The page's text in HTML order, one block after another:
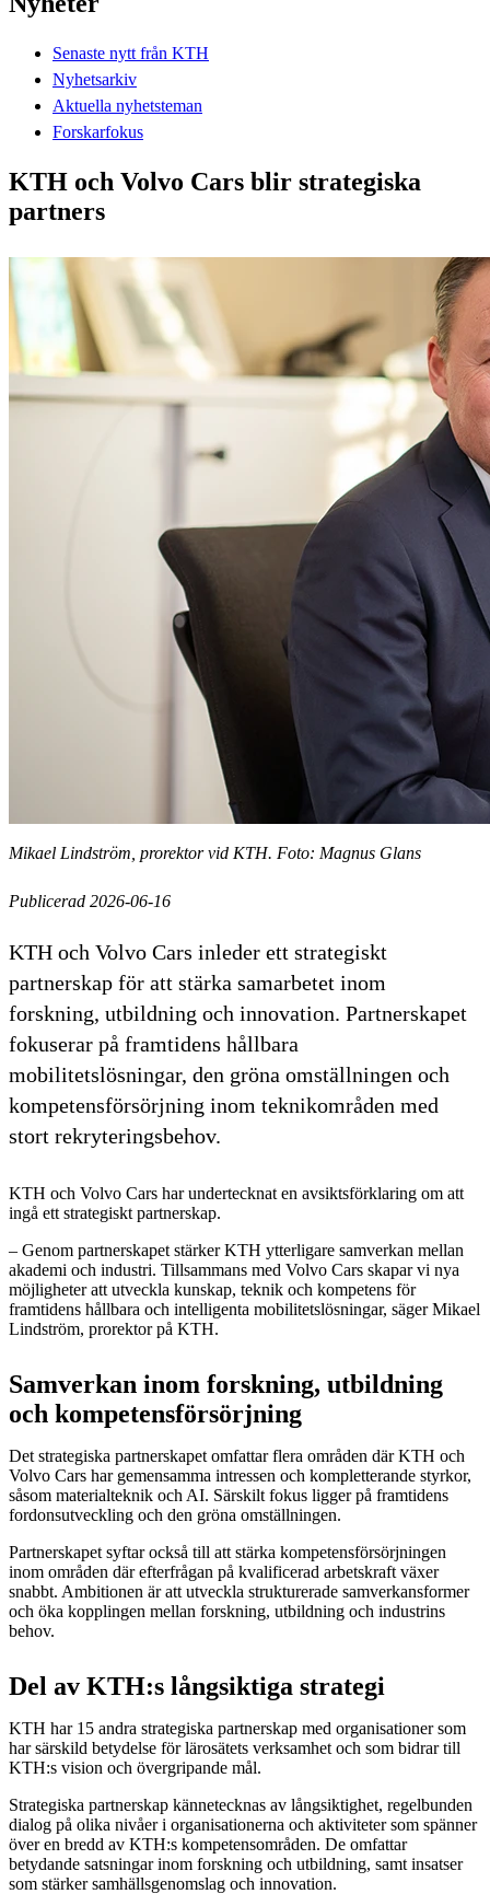
Senaste nytt från KTH
Nyhetsarkiv
Aktuella nyhetsteman
Forskarfokus
KTH och Volvo Cars blir strategiska
partners
Mikael Lindström, prorektor vid KTH. Foto: Magnus Glans
Publicerad 2026-06-16
KTH och Volvo Cars inleder ett strategiskt
partnerskap för att stärka samarbetet inom
forskning, utbildning och innovation. Partnerskapet
fokuserar på framtidens hållbara
mobilitetslösningar, den gröna omställningen och
kompetensförsörjning inom teknikområden med
stort rekryteringsbehov.
KTH och Volvo Cars har undertecknat en avsiktsförklaring om att
ingå ett strategiskt partnerskap.
– Genom partnerskapet stärker KTH ytterligare samverkan mellan
akademi och industri. Tillsammans med Volvo Cars skapar vi nya
möjligheter att utveckla kunskap, teknik och kompetens för
framtidens hållbara och intelligenta mobilitetslösningar, säger Mikael
Lindström, prorektor på KTH.
Samverkan inom forskning, utbildning
och kompetensförsörjning
Det strategiska partnerskapet omfattar flera områden där KTH och
Volvo Cars har gemensamma intressen och kompletterande styrkor,
såsom materialteknik och AI. Särskilt fokus ligger på framtidens
fordonsutveckling och den gröna omställningen.
Partnerskapet syftar också till att stärka kompetensförsörjningen
inom områden där efterfrågan på kvalificerad arbetskraft växer
snabbt. Ambitionen är att utveckla strukturerade samverkansformer
och öka kopplingen mellan forskning, utbildning och industrins
behov.
Del av KTH:s långsiktiga strategi
KTH har 15 andra strategiska partnerskap med organisationer som
har särskild betydelse för lärosätets verksamhet och som bidrar till
KTH:s vision och övergripande mål.
Strategiska partnerskap kännetecknas av långsiktighet, regelbunden
dialog på olika nivåer i organisationerna och aktiviteter som spänner
över en bredd av KTH:s kompetensområden. De omfattar
betydande satsningar inom forskning och utbildning, samt insatser
som stärker samhällsgenomslag och innovation.